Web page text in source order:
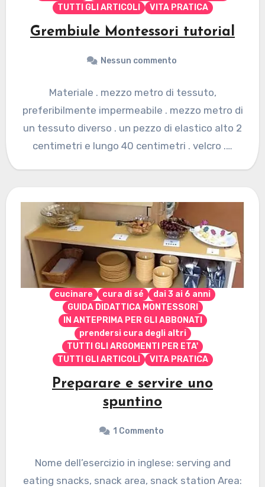
TUTTI GLI ARTICOLI
VITA PRATICA
Grembiule Montessori tutorial
Nessun commento
Materiale . mezzo metro di tessuto,
preferibilmente impermeabile . mezzo metro di
un tessuto diverso . un pezzo di elastico alto 2
centimetri e lungo 40 centimetri . velcro .…
cucinare cura di sé
dai 3 ai 6 anni
GUIDA DIDATTICA MONTESSORI
IN ANTEPRIMA PER GLI ABBONATI
prendersi cura degli altri
TUTTI GLI ARGOMENTI PER ETA'
TUTTI GLI ARTICOLI
VITA PRATICA
Preparare e servire uno
spuntino
1 Commento
Nome dell’esercizio in inglese: serving and
eating snacks, snack area, snack station Area: